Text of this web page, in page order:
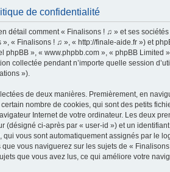
de confidentialité
détail comment « Finalisons ! ♫ » et ses
», « Finalisons ! ♫ », « http://finale-aide.fr ») et
phpBB », « www.phpbb.com », « phpBB Limited
collectée pendant n’importe quelle session
»).
de deux manières. Premièrement, en
nombre de cookies, qui sont des petits
Internet de votre ordinateur. Les deux
(désigné ci-après par « user-id ») et un
qui vous sont automatiquement assignés par le
vous naviguerez sur les sujets de «
que vous avez lus, ce qui améliore votre